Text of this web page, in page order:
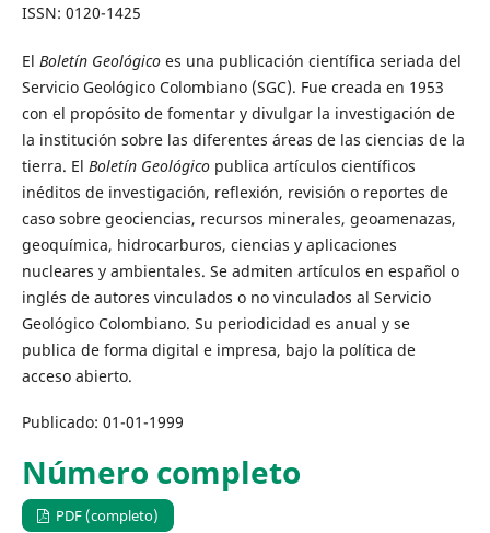
ISSN: 0120-1425
El Boletín Geológicoes una publicación científica seriada del
Servicio Geológico Colombiano (SGC). Fue creada en 1953
con el propósito de fomentar y divulgar la investigación de
la institución sobre las diferentes áreas de las ciencias de la
tierra. El Boletín Geológicopublica artículos científicos
inéditos de investigación, reflexión, revisión o reportes de
caso sobre geociencias, recursos minerales, geoamenazas,
geoquímica, hidrocarburos, ciencias y aplicaciones
nucleares y ambientales. Se admiten artículos en español o
inglés de autores vinculados o no vinculados al Servicio
Geológico Colombiano. Su periodicidad es anual y se
publica de forma digital e impresa, bajo la política de
acceso abierto.
Publicado: 01-01-1999
Número completo
PDF (completo)